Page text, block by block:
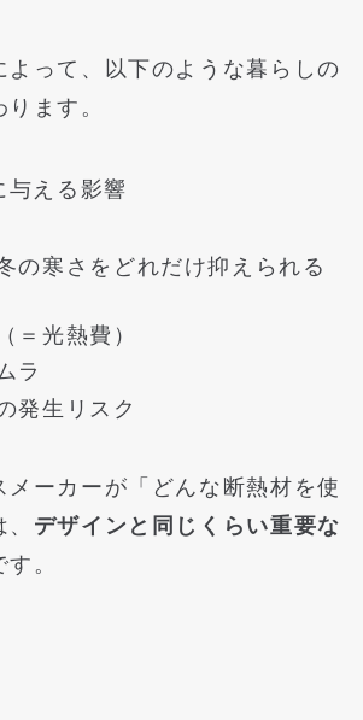
よって、以下のような暮らしの
ます。
与える影響
の寒さをどれだけ抑えられる
＝光熱費）
ラ
発生リスク
メーカーが「どんな断熱材を使
デザインと同じくらい重要な
す。